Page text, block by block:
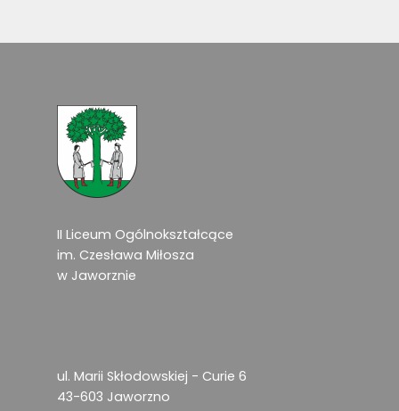
II Liceum Ogólnokształcące
im. Czesława Miłosza
w Jaworznie
ul. Marii Skłodowskiej - Curie 6
43-603 Jaworzno